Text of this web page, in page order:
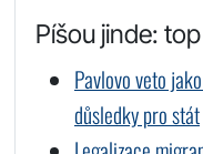
Píšou jinde:
Pavlovo veto
důsledky pro stát